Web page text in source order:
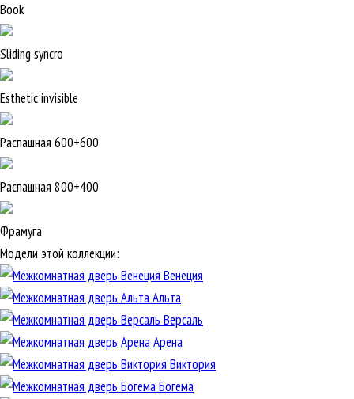
Book
Sliding syncro
Esthetic invisible
Распашная 600+600
Распашная 800+400
Фрамуга
Модели этой коллекции:
Венеция
Альта
Версаль
Арена
Виктория
Богема